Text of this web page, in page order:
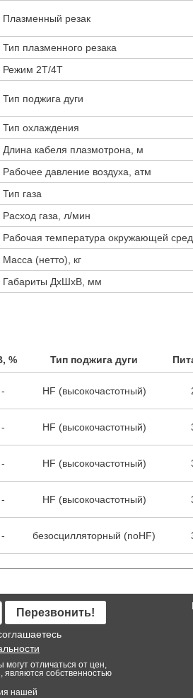
Плазменный резак
Тип плазменного резака
Режим 2Т/4Т
Тип поджига дуги
Тип охлаждения
Длина кабеля плазмотрона, м
Рабочее давление воздуха, атм
Тип газа
Расход газа, л/мин
Рабочая температура окружающей
Масса (нетто), кг
Габариты ДхШхВ, мм
% Тип поджига дуги
- HF (высокочастотный)
- HF (высокочастотный)
- HF (высокочастотный)
- HF (высокочастотный)
- безосцилляторный (noHF)
Перезвонить!
отличаться от цен,
являются собственностью
нашей